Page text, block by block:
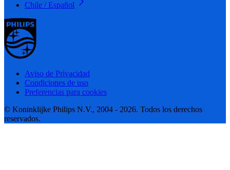
Chile / Español
Aviso de Privacidad
Condiciones de uso
Preferencias para cookies
© Koninklijke Philips N.V., 2004 - 2026. Todos los derechos
reservados.